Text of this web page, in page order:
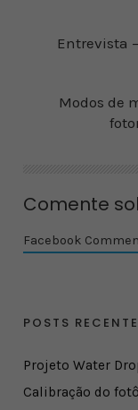
Entrevista
Modos de
Comente
Facebook
POSTS
Projeto Water
Calibração do